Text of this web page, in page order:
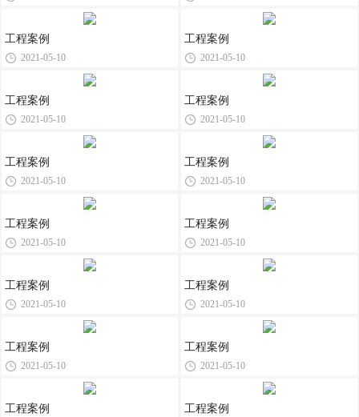
工程案例
2021-05-10
工程案例
2021-05-10
工程案例
2021-05-10
工程案例
2021-05-10
工程案例
2021-05-10
工程案例
2021-05-10
工程案例
工程案例
2021-05-10
工程案例
2021-05-10
工程案例
2021-05-10
工程案例
2021-05-10
工程案例
2021-05-10
工程案例
2021-05-10
工程案例